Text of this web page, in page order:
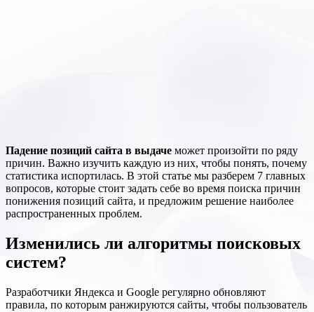
Падение позиций сайта в выдаче может произойти по ряду
причин. Важно изучить каждую из них, чтобы понять, почему
статистика испортилась. В этой статье мы разберем 7 главных
вопросов, которые стоит задать себе во время поиска причин
понижения позиций сайта, и предложим решение наиболее
распространенных проблем.
Изменились ли алгоритмы поисковых
систем?
Разработчики Яндекса и Google регулярно обновляют
правила, по которым ранжируются сайты, чтобы пользователь